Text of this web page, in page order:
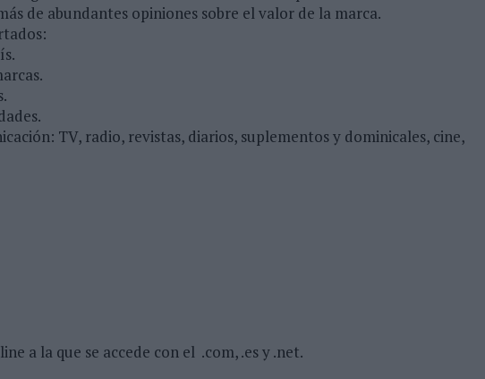
de abundantes opiniones sobre el valor de la marca.
TV, radio, revistas, diarios, suplementos y dominicales, cine,
a la que se accede con el .com, .es y .net.